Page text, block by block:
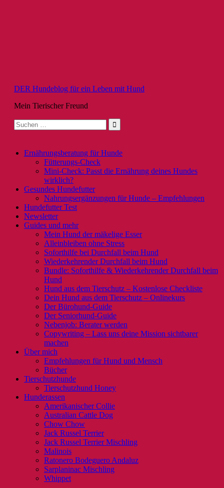
DER Hundeblog für ein Leben mit Hund
Mein Tierischer Freund
Suche
nach:
Ernährungsberatung für Hunde
Fütterungs-Check
Mini-Check: Passt die Ernährung deines Hundes
wirklich?
Gesundes Hundefutter
Nahrungsergänzungen für Hunde – Empfehlungen
Hundefutter Test
Newsletter
Guides und mehr
Mein Hund der mäkelige Esser
Alleinbleiben ohne Stress
Soforthilfe bei Durchfall beim Hund
Wiederkehrender Durchfall beim Hund
Bundle: Soforthilfe & Wiederkehrender Durchfall beim
Hund
Hund aus dem Tierschutz – Kostenlose Checkliste
Dein Hund aus dem Tierschutz – Onlinekurs
Der Bürohund-Guide
Der Seniorhund-Guide
Nebenjob: Berater werden
Copywriting – Lass uns deine Mission sichtbarer
machen
Über mich
Empfehlungen für Hund und Mensch
Bücher
Tierschutzhunde
Tierschutzhund Honey
Hunderassen
Amerikanischer Collie
Australian Cattle Dog
Chow Chow
Jack Russel Terrier
Jack Russel Terrier Mischling
Malinois
Ratonero Bodeguero Andaluz
Sarplaninac Mischling
Whippet